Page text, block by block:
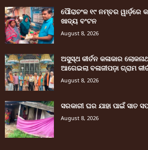
ପୌରାଚଂଳ ୧୯ ନମ୍ବର ୱାର୍ଡ଼ରେ
ଖାଦ୍ୟ ବଂଟନ
August 8, 2026
ଅସୁସ୍ଥ କୀର୍ତନ କଳାକାର
ଆଗେଇଲା ବଳାଜୀପଡ଼ା ଗ୍ରାମ
August 8, 2026
ସରକାରୀ ଘର ଯାହା ପାଇଁ ସାତ
August 8, 2026